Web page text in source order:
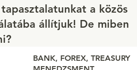
a közös
állítjuk! De miben
BANK, FOREX, TREASURY